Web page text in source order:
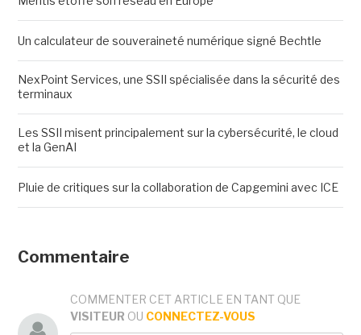
Un calculateur de souveraineté numérique signé Bechtle
NexPoint Services, une SSII spécialisée dans la sécurité des
terminaux
Les SSII misent principalement sur la cybersécurité, le cloud
et la GenAI
Pluie de critiques sur la collaboration de Capgemini avec ICE
Commentaire
COMMENTER CET ARTICLE EN TANT QUE
VISITEUR OU CONNECTEZ-VOUS